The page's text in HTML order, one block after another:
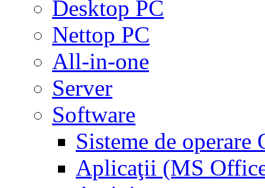
Desktop PC
Nettop PC
All-in-one
Server
Software
Sisteme de operare
Aplicaţii (MS